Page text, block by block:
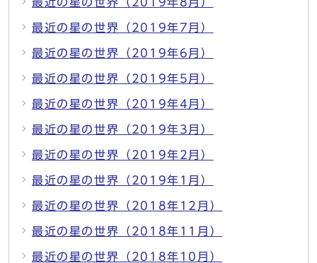
最近の星の世界（2019年7月）
最近の星の世界（2019年6月）
最近の星の世界（2019年5月）
最近の星の世界（2019年4月）
最近の星の世界（2019年3月）
最近の星の世界（2019年2月）
最近の星の世界（2019年1月）
最近の星の世界（2018年12月）
最近の星の世界（2018年11月）
最近の星の世界（2018年10月）